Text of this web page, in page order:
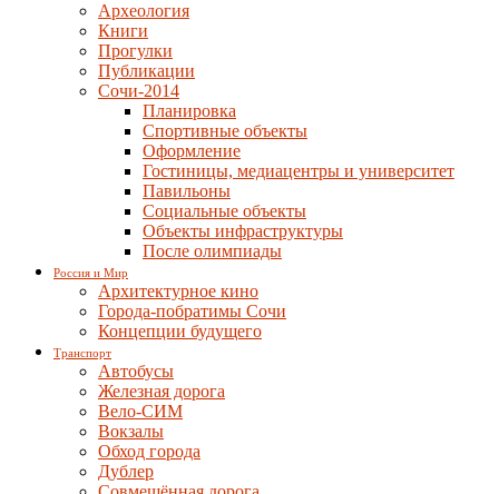
Археология
Книги
Прогулки
Публикации
Сочи-2014
Планировка
Спортивные объекты
Оформление
Гостиницы, медиацентры и университет
Павильоны
Социальные объекты
Объекты инфраструктуры
После олимпиады
Россия и Мир
Архитектурное кино
Города-побратимы Сочи
Концепции будущего
Транспорт
Автобусы
Железная дорога
Вело-СИМ
Вокзалы
Обход города
Дублер